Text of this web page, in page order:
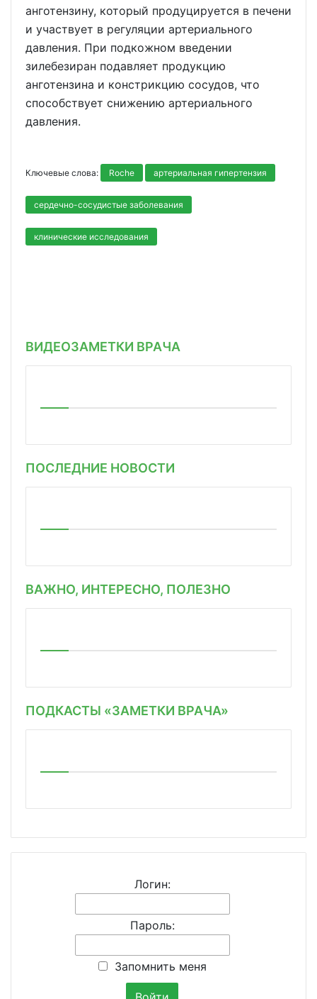
анготензину, который продуцируется в печени
и участвует в регуляции артериального
давления. При подкожном введении
зилебезиран подавляет продукцию
анготензина и констрикцию сосудов, что
способствует снижению артериального
давления.
Ключевые слова: Roche артериальная гипертензия
сердечно-сосудистые заболевания
клинические исследования
ВИДЕОЗАМЕТКИ ВРАЧА
ПОСЛЕДНИЕ НОВОСТИ
ВАЖНО, ИНТЕРЕСНО, ПОЛЕЗНО
ПОДКАСТЫ «ЗАМЕТКИ ВРАЧА»
Логин:
Пароль:
Запомнить меня